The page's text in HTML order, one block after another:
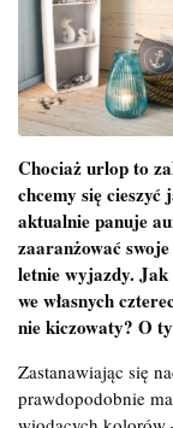
Chociaż urlop to
chcemy się cieszyć
aktualnie panuje
zaaranżować
letnie wyjazdy.
we własnych
nie kiczowaty? O
Zastanawiając się
prawdopodobnie